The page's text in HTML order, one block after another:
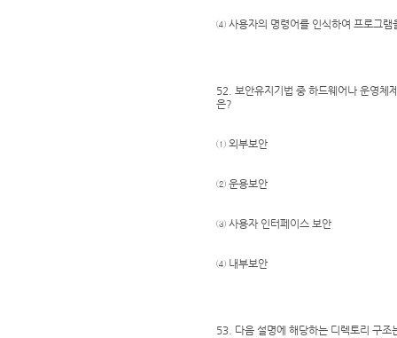
④ 사용자의 명령어를 인식하여 프로그램
52. 보안유지기법 중 하드웨어나 운영체
은?
① 외부보안
② 운용보안
③ 사용자 인터페이스 보안
④ 내부보안
53. 다음 설명에 해당하는 디렉토리 구조